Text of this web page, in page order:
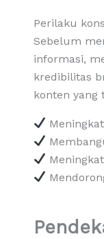
Perilaku
Sebelum
informasi,
kredibilitas
konten yang